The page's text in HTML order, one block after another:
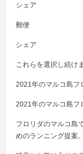
シェア
郵便
シェア
これらを選択し続け
2021年のマルコ島フ
2021年のマルコ島フ
フロリダのマルコ島
めのランニング提案